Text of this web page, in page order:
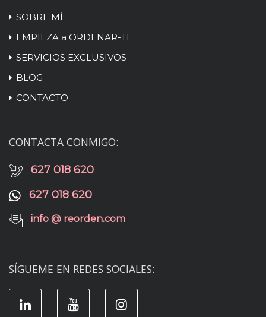
SOBRE MÍ
EMPIEZA a ORDENAR-TE
SERVICIOS EXCLUSIVOS
BLOG
CONTACTO
CONTACTA CONMIGO:
627 018 620
627 018 620
info @ reorden.com
SÍGUEME EN REDES SOCIALES: